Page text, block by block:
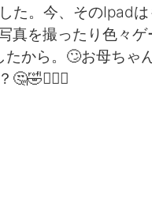
简体中文
Español
た。今、そのIpad
真を撮ったり色々ゲ
から。🙄お母ちゃ
🤔🤣🤦🏻‍♀️